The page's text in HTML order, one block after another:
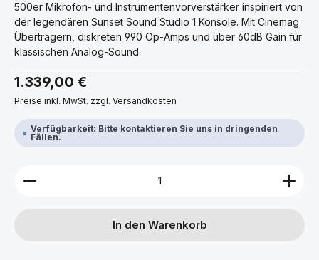
500er Mikrofon- und Instrumentenvorverstärker inspiriert von
der legendären Sunset Sound Studio 1 Konsole. Mit Cinemag
Übertragern, diskreten 990 Op-Amps und über 60dB Gain für
klassischen Analog-Sound.
Regulärer Preis:
1.339,00 €
Preise inkl. MwSt. zzgl. Versandkosten
Verfügbarkeit: Bitte kontaktieren Sie uns in dringenden
Fällen.
Produkt Anzahl: Gib den gewünschten Wert ein
In den Warenkorb